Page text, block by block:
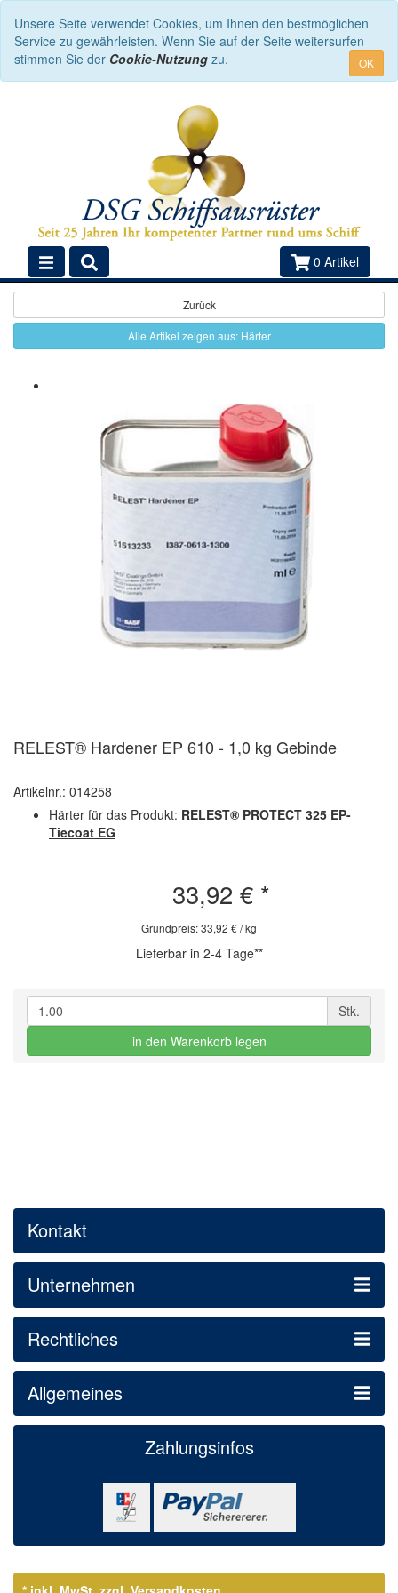
Unsere Seite verwendet Cookies, um Ihnen den bestmöglichen
Service zu gewährleisten. Wenn Sie auf der Seite weitersurfen
stimmen Sie der Cookie-Nutzung zu. OK
0 Artikel
Zurück
Alle Artikel zeigen aus: Härter
RELEST® Hardener EP 610 - 1,0 kg Gebinde
Artikelnr.: 014258
Härter für das Produkt: RELEST® PROTECT 325 EP-
Tiecoat EG
33,92 € *
Grundpreis: 33,92 € / kg
Lieferbar in 2-4 Tage**
Stk.
in den Warenkorb legen
Kontakt
Unternehmen
Rechtliches
Allgemeines
Zahlungsinfos